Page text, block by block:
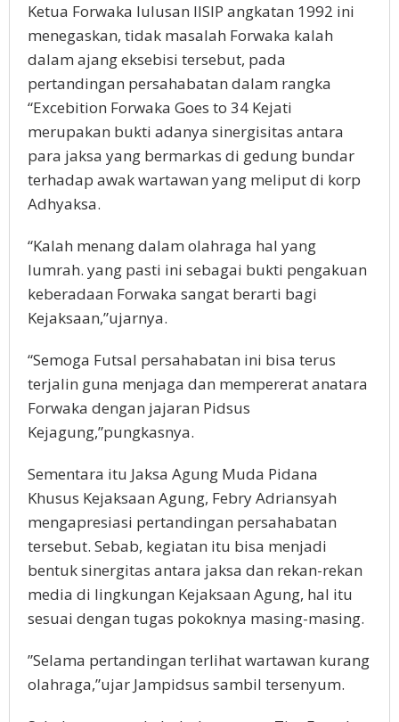
Ketua Forwaka lulusan IISIP angkatan 1992 ini
menegaskan, tidak masalah Forwaka kalah
dalam ajang eksebisi tersebut, pada
pertandingan persahabatan dalam rangka
“Excebition Forwaka Goes to 34 Kejati
merupakan bukti adanya sinergisitas antara
para jaksa yang bermarkas di gedung bundar
terhadap awak wartawan yang meliput di korp
Adhyaksa.
“Kalah menang dalam olahraga hal yang
lumrah. yang pasti ini sebagai bukti pengakuan
keberadaan Forwaka sangat berarti bagi
Kejaksaan,”ujarnya.
“Semoga Futsal persahabatan ini bisa terus
terjalin guna menjaga dan mempererat anatara
Forwaka dengan jajaran Pidsus
Kejagung,”pungkasnya.
Sementara itu Jaksa Agung Muda Pidana
Khusus Kejaksaan Agung, Febry Adriansyah
mengapresiasi pertandingan persahabatan
tersebut. Sebab, kegiatan itu bisa menjadi
bentuk sinergitas antara jaksa dan rekan-rekan
media di lingkungan Kejaksaan Agung, hal itu
sesuai dengan tugas pokoknya masing-masing.
”Selama pertandingan terlihat wartawan kurang
olahraga,”ujar Jampidsus sambil tersenyum.